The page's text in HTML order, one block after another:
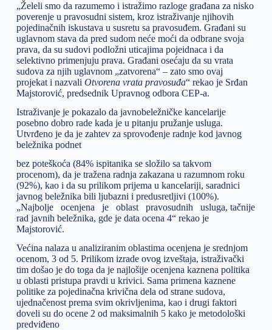
„Želeli smo da razumemo i istražimo razloge građana za nisko
poverenje u pravosudni sistem, kroz istraživanje njihovih
pojedinačnih iskustava u susretu sa pravosuđem. Građani su
uglavnom stava da pred sudom neće moći da odbrane svoja
prava, da su sudovi podložni uticajima pojeidnaca i da
selektivno primenjuju prava. Građani osećaju da su vrata
sudova za njih uglavnom „zatvorena“ – zato smo ovaj
projekat i nazvali Otvorena vrata pravosuđa“ rekao je Srđan
Majstorović, predsednik Upravnog odbora CEP-a.
Istraživanje je pokazalo da javnobeležničke kancelarije
posebno dobro rade kada je u pitanju pružanje usluga.
Utvrđeno je da je zahtev za sprovođenje radnje kod javnog
beležnika podnet
bez poteškoća (84% ispitanika se složilo sa takvom
procenom), da je tražena radnja zakazana u razumnom roku
(92%), kao i da su prilikom prijema u kancelariji, saradnici
javnog beležnika bili ljubazni i predusretljivi (100%).
„Najbolje ocenjena je oblast pravosudnih usluga, tačnije
rad javnih beležnika, gde je data ocena 4“ rekao je
Majstorović.
Većina nalaza u analiziranim oblastima ocenjena je srednjom
ocenom, 3 od 5. Prilikom izrade ovog izveštaja, istraživački
tim došao je do toga da je najlošije ocenjena kaznena politika
u oblasti pristupa pravdi u krivici. Sama primena kaznene
politike za pojedinačna krivična dela od strane sudova,
ujednačenost prema svim okrivljenima, kao i drugi faktori
doveli su do ocene 2 od maksimalnih 5 kako je metodološki
predviđeno